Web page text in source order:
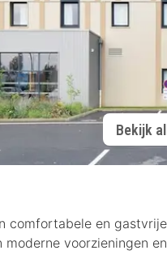
Bekijk
comfortabele en
voorzieningen